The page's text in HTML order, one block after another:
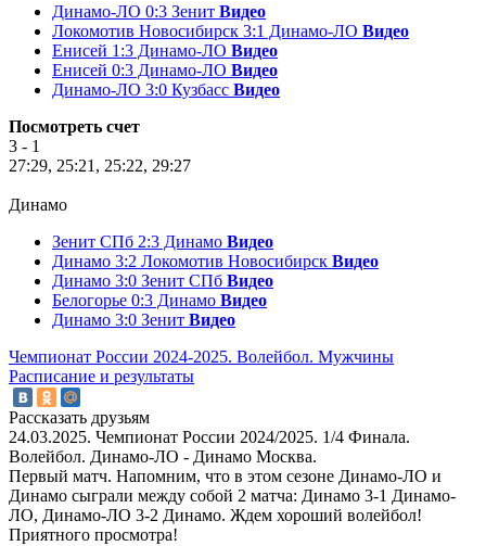
Динамо-ЛО 0:3 Зенит Видео
Локомотив Новосибирск 3:1 Динамо-ЛО Видео
Енисей 1:3 Динамо-ЛО Видео
Енисей 0:3 Динамо-ЛО Видео
Динамо-ЛО 3:0 Кузбасс Видео
Посмотреть счет
3 - 1
27:29, 25:21, 25:22, 29:27
Динамо
Зенит СПб 2:3 Динамо Видео
Динамо 3:2 Локомотив Новосибирск Видео
Динамо 3:0 Зенит СПб Видео
Белогорье 0:3 Динамо Видео
Динамо 3:0 Зенит Видео
Чемпионат России 2024-2025. Волейбол. Мужчины
Расписание и результаты
Рассказать друзьям
24.03.2025. Чемпионат России 2024/2025. 1/4 Финала.
Волейбол. Динамо-ЛО - Динамо Москва.
Первый матч. Напомним, что в этом сезоне Динамо-ЛО и
Динамо сыграли между собой 2 матча: Динамо 3-1 Динамо-
ЛО, Динамо-ЛО 3-2 Динамо. Ждем хороший волейбол!
Приятного просмотра!